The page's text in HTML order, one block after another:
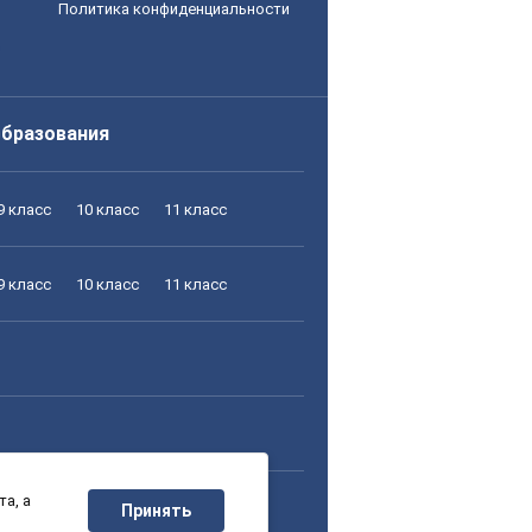
Политика конфиденциальности
класс 10 класс 11 класс
класс 10 класс 11 класс
класс 10 класс 11 класс
а
Принять